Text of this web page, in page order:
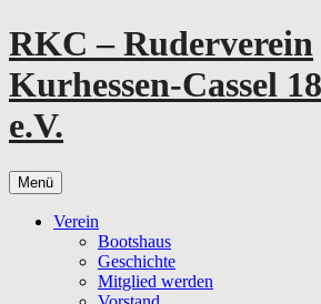
Zum
Inhalt
springen
RKC – Ruderverein
Kurhessen-Cassel
e.V.
Menü
Verein
Bootshaus
Geschichte
Mitglied werden